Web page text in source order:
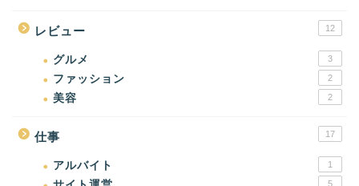
レビュー 12
グルメ 3
ファッション 2
美容 2
仕事 17
アルバイト 1
5